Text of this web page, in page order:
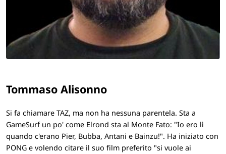
Tommaso Alisonno
Si fa chiamare TAZ, ma non ha nessuna parentela. Sta a
GameSurf un po' come Elrond sta al Monte Fato: "Io ero lì
quando c'erano Pier, Bubba, Antani e Bainzu!". Ha iniziato con
PONG e volendo citare il suo film preferito "si vuole ai